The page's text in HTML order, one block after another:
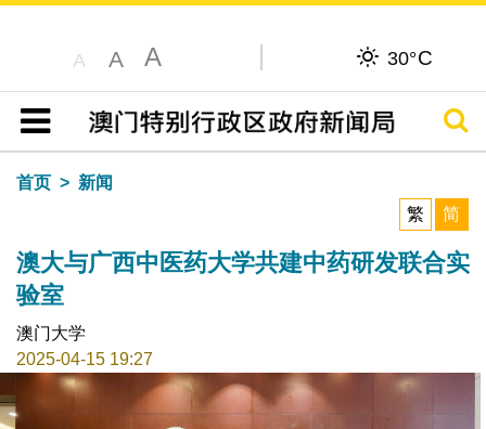
A A A 30°C
目录
搜寻
首页
新闻
繁
简
澳大与广西中医药大学共建中药研发联合实
验室
澳门大学
2025-04-15 19:27